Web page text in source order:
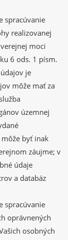
spracúvanie
realizovanej
moci
6 ods. 1 písm.
je
môže mať za
územnej
byť inak
záujme; v
údaje
a databáz
spracúvanie
oprávnených
osobných